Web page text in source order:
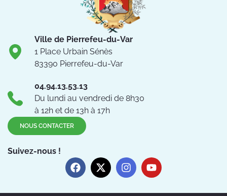
Ville de Pierrefeu-du-Var
1 Place Urbain Sénès
83390 Pierrefeu-du-Var
04.94.13.53.13
Du lundi au vendredi de 8h30
à 12h et de 13h à 17h
NOUS CONTACTER
Suivez-nous !